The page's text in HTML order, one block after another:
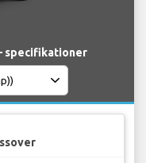
specifikationer